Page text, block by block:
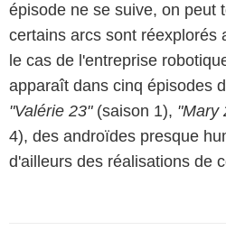
épisode ne se suive, on peut
certains arcs sont réexplorés
le cas de l'entreprise
apparaît dans cinq épisodes
"Valérie 23"(saison 1), "Mary
4), des androïdes presque
d'ailleurs des réalisations de